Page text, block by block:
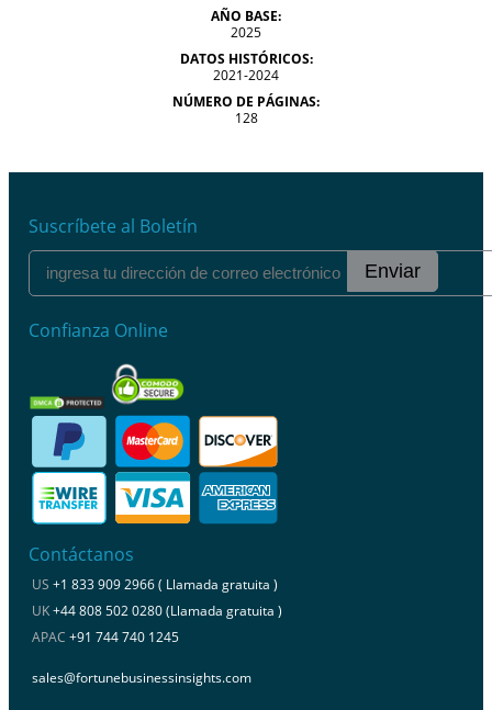
AÑO BASE:
2025
DATOS HISTÓRICOS:
2021-2024
NÚMERO DE PÁGINAS:
128
Suscríbete al Boletín
Enviar
Confianza Online
Contáctanos
US +1 833 909 2966 ( Llamada gratuita )
UK+44 808 502 0280 (Llamada gratuita )
APAC +91 744 740 1245
sales@fortunebusinessinsights.com